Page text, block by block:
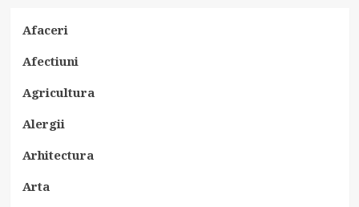
Afaceri
Afectiuni
Agricultura
Alergii
Arhitectura
Arta